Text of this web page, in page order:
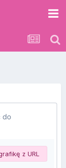
do
z URL